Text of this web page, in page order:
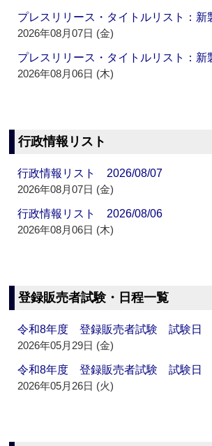
プレスリリース・タイトルリスト：
2026年08月07日 (金)
プレスリリース・タイトルリスト：
2026年08月06日 (木)
行政情報リスト
行政情報リスト 2026/08/07
2026年08月07日 (金)
行政情報リスト 2026/08/06
2026年08月06日 (木)
登録販売者試験・日程一覧
令和8年度 登録販売者試験 試験日
2026年05月29日 (金)
令和8年度 登録販売者試験 試験日
2026年05月26日 (火)